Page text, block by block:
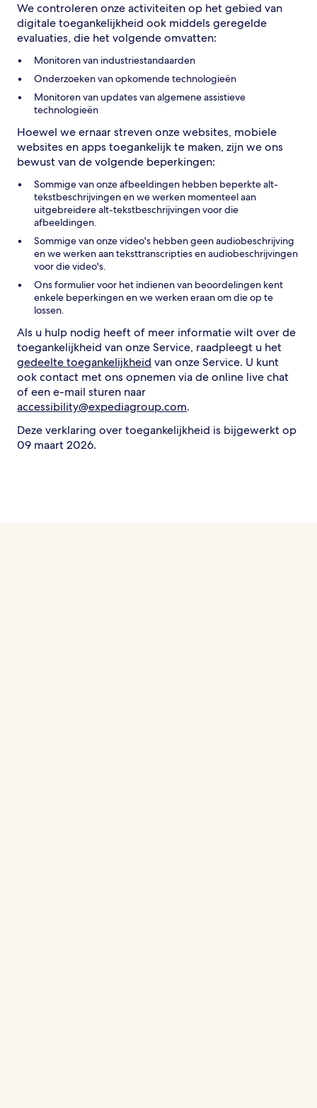
We controleren onze activiteiten op het gebied van
digitale toegankelijkheid ook middels geregelde
evaluaties, die het volgende omvatten:
Monitoren van industriestandaarden
Onderzoeken van opkomende technologieën
Monitoren van updates van algemene assistieve
technologieën
Hoewel we ernaar streven onze websites, mobiele
websites en apps toegankelijk te maken, zijn we ons
bewust van de volgende beperkingen:
Sommige van onze afbeeldingen hebben beperkte alt-
tekstbeschrijvingen en we werken momenteel aan
uitgebreidere alt-tekstbeschrijvingen voor die
afbeeldingen.
Sommige van onze video's hebben geen audiobeschrijving
en we werken aan teksttranscripties en audiobeschrijvingen
voor die video's.
Ons formulier voor het indienen van beoordelingen kent
enkele beperkingen en we werken eraan om die op te
lossen.
Als u hulp nodig heeft of meer informatie wilt over de
toegankelijkheid van onze Service, raadpleegt u het
gedeelte toegankelijkheid van onze Service. U kunt
ook contact met ons opnemen via de online live chat
of een e-mail sturen naar
accessibility@expediagroup.com.
Deze verklaring over toegankelijkheid is bijgewerkt op
09 maart 2026.